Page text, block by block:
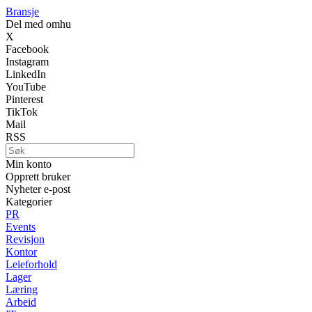
Bransje
Del med omhu
X
Facebook
Instagram
LinkedIn
YouTube
Pinterest
TikTok
Mail
RSS
Min konto
Opprett bruker
Nyheter e-post
Kategorier
PR
Events
Revisjon
Kontor
Leieforhold
Lager
Læring
Arbeid